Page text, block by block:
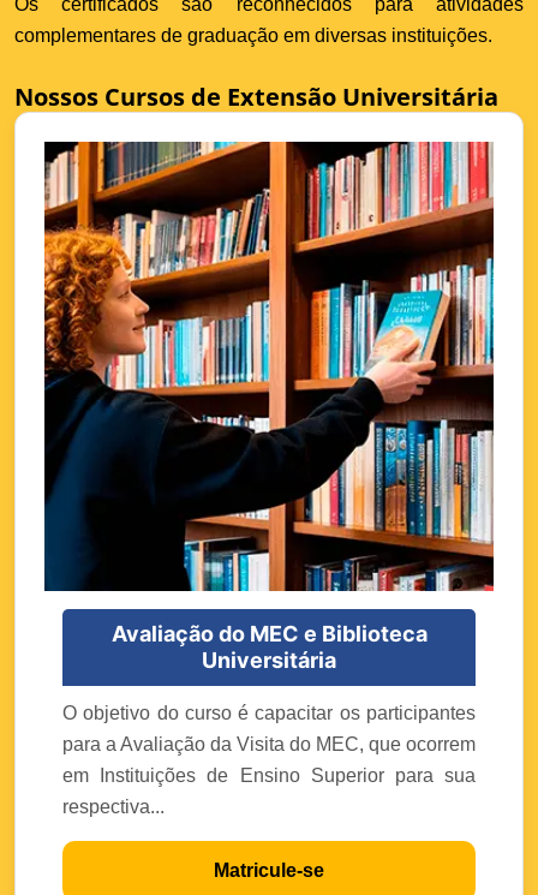
Os certificados são reconhecidos para atividades
complementares de graduação em diversas instituições.
Nossos Cursos de Extensão Universitária
Avaliação do MEC e Biblioteca
Universitária
O objetivo do curso é capacitar os participantes
para a Avaliação da Visita do MEC, que ocorrem
em Instituições de Ensino Superior para sua
respectiva...
Matricule-se